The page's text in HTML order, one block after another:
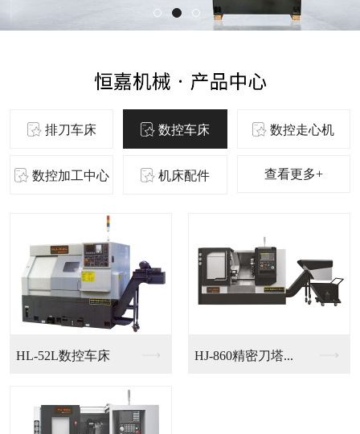
排刀车床 数控车床 数控走心机
数控加工中心 机床配件 查看更多+
HL-52L数控车床 HJ-860精密刀塔...